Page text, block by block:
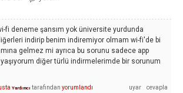
fi deneme şansım yok üniversite yurdunda
indirip benim indiremiyor olmam wi-fi'de bi
gelmez mi ayrıca bu sorunu sadece app
diğer türlü indirmelerimde bir sorunum
Yardımcı tarafından yorumlandı